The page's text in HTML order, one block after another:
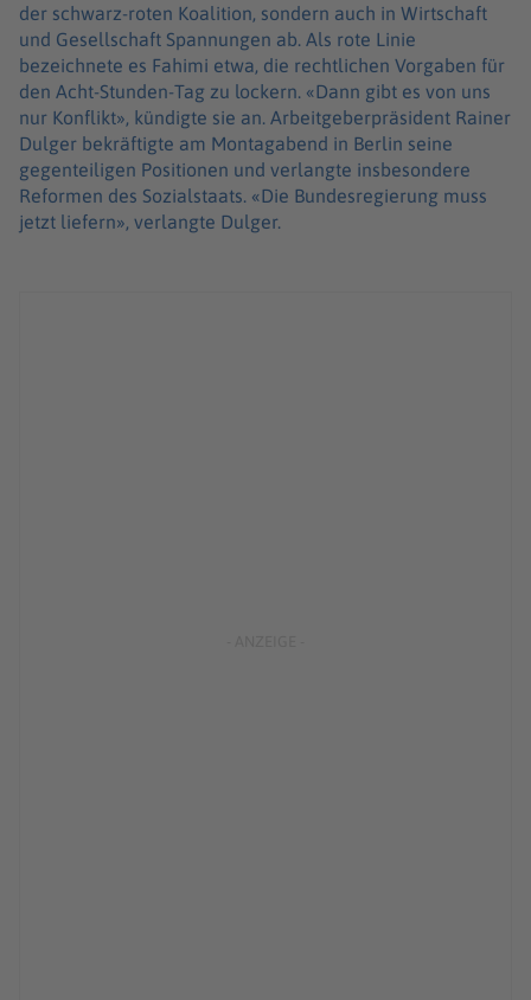
der schwarz-roten Koalition, sondern auch in Wirtschaft
und Gesellschaft Spannungen ab. Als rote Linie
bezeichnete es Fahimi etwa, die rechtlichen Vorgaben für
den Acht-Stunden-Tag zu lockern. «Dann gibt es von uns
nur Konflikt», kündigte sie an. Arbeitgeberpräsident Rainer
Dulger bekräftigte am Montagabend in Berlin seine
gegenteiligen Positionen und verlangte insbesondere
Reformen des Sozialstaats. «Die Bundesregierung muss
jetzt liefern», verlangte Dulger.